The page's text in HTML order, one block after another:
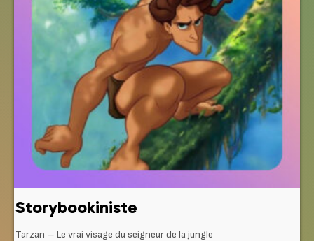
Storybookiniste
Tarzan – Le vrai visage du seigneur de la jungle